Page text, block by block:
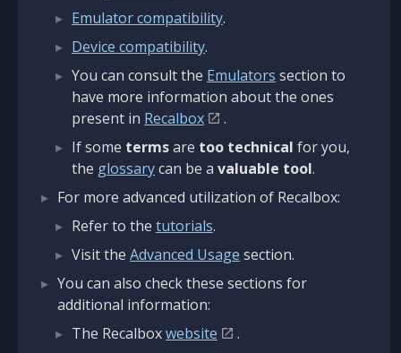
Emulator compatibility.
Device compatibility.
You can consult the Emulators section to
have more information about the ones
present in Recalbox
.
If some termsare too technical for you,
the glossarycan be a valuable tool.
For more advanced utilization of Recalbox:
Refer to the tutorials.
Visit the Advanced Usage section.
You can also check these sections for
additional information:
The Recalboxwebsite
.